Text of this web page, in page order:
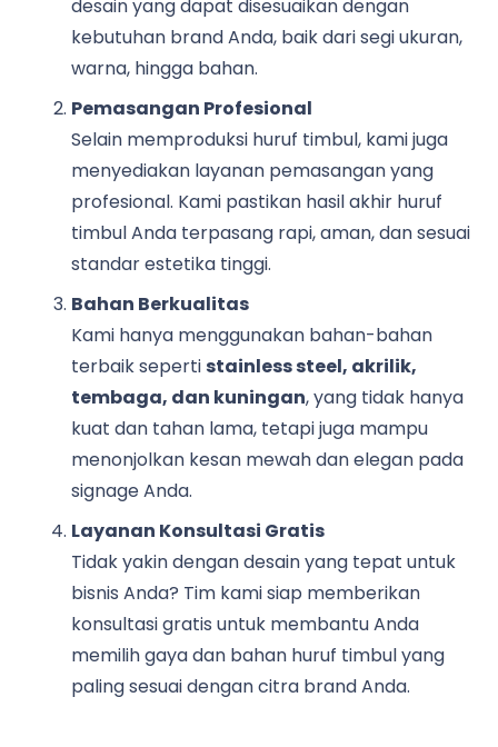
desain yang dapat disesuaikan dengan
kebutuhan brand Anda, baik dari segi ukuran,
warna, hingga bahan.
Pemasangan Profesional
Selain memproduksi huruf timbul, kami juga
menyediakan layanan pemasangan yang
profesional. Kami pastikan hasil akhir huruf
timbul Anda terpasang rapi, aman, dan sesuai
standar estetika tinggi.
Bahan Berkualitas
Kami hanya menggunakan bahan-bahan
terbaik seperti stainless steel, akrilik,
tembaga, dan kuningan, yang tidak hanya
kuat dan tahan lama, tetapi juga mampu
menonjolkan kesan mewah dan elegan pada
signage Anda.
Layanan Konsultasi Gratis
Tidak yakin dengan desain yang tepat untuk
bisnis Anda? Tim kami siap memberikan
konsultasi gratis untuk membantu Anda
memilih gaya dan bahan huruf timbul yang
paling sesuai dengan citra brand Anda.